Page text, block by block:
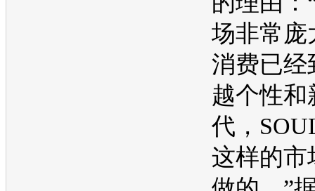
场非常庞
消费已经
越个性和
代，
这样的市